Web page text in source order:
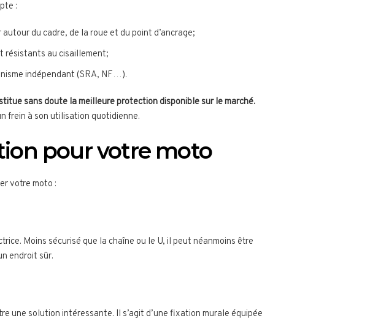
:
du cadre, de la roue et du point d’ancrage;
résistants au cisaillement;
indépendant (SRA, NF…).
sans doute la meilleure protection disponible sur le marché.
frein à son utilisation quotidienne.
pour votre moto
votre moto :
Moins sécurisé que la chaîne ou le U, il peut néanmoins être
endroit sûr.
une solution intéressante. Il s’agit d’une fixation murale équipée